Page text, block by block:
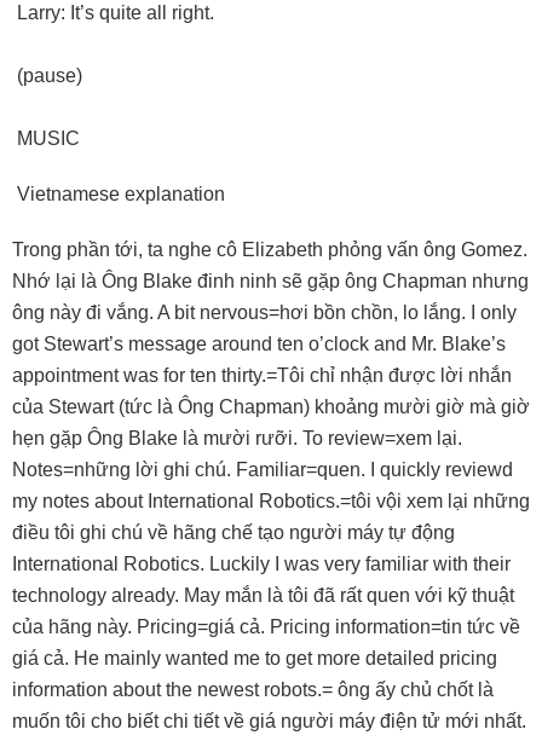
Larry: It’s quite all right.
(pause)
MUSIC
Vietnamese explanation
Trong phần tới, ta nghe cô Elizabeth phỏng vấn ông Gomez.
Nhớ lại là Ông Blake đinh ninh sẽ gặp ông Chapman nhưng
ông này đi vắng. A bit nervous=hơi bồn chồn, lo lắng. I only
got Stewart’s message around ten o’clock and Mr. Blake’s
appointment was for ten thirty.=Tôi chỉ nhận được lời nhắn
của Stewart (tức là Ông Chapman) khoảng mười giờ mà giờ
hẹn gặp Ông Blake là mười rưỡi. To review=xem lại.
Notes=những lời ghi chú. Familiar=quen. I quickly reviewd
my notes about International Robotics.=tôi vội xem lại những
điều tôi ghi chú về hãng chế tạo người máy tự động
International Robotics. Luckily I was very familiar with their
technology already. May mắn là tôi đã rất quen với kỹ thuật
của hãng này. Pricing=giá cả. Pricing information=tin tức về
giá cả. He mainly wanted me to get more detailed pricing
information about the newest robots.= ông ấy chủ chốt là
muốn tôi cho biết chi tiết về giá người máy điện tử mới nhất.